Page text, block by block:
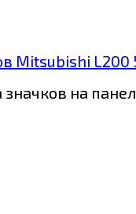
Mitsubishi L200
на